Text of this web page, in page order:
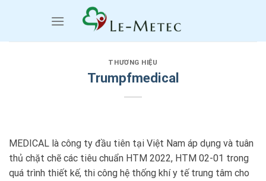
THƯƠNG HIỆU
Trumpfmedical
MEDICAL là công ty đầu tiên tại Việt Nam áp dụng và tuân
thủ chặt chẽ các tiêu chuẩn HTM 2022, HTM 02-01 trong
quá trình thiết kế, thi công hệ thống khí y tế trung tâm cho